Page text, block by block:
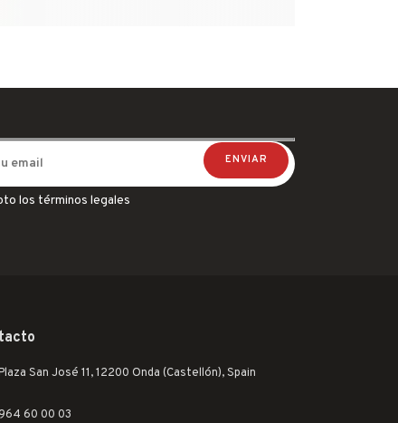
los términos legales
San José 11, 12200 Onda (Castellón), Spain
964 60 00 03